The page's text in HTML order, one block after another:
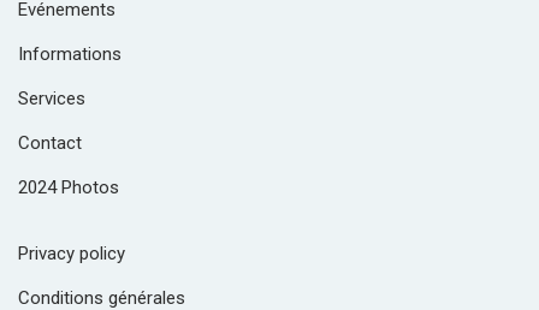
Evénements
Informations
Services
Contact
2024 Photos
Privacy policy
Conditions générales